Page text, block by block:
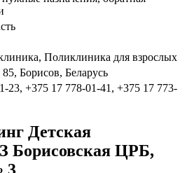
Поликлиника для взрослых
85, Борисов, Беларусь
23, +375 17 778-01-41, +375 17 773-
Детская
Борисовская ЦРБ,